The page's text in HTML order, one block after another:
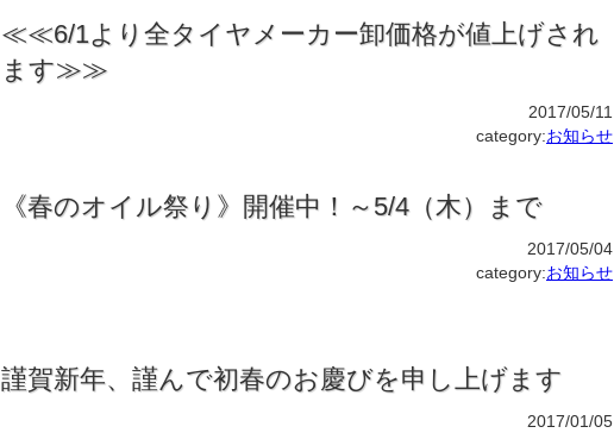
≪≪6/1より全タイヤメーカー卸価格が値上げされ
ます≫≫
2017/05/11
category:お知らせ
《春のオイル祭り》開催中！～5/4（木）まで
2017/05/04
category:お知らせ
謹賀新年、謹んで初春のお慶びを申し上げます
2017/01/05